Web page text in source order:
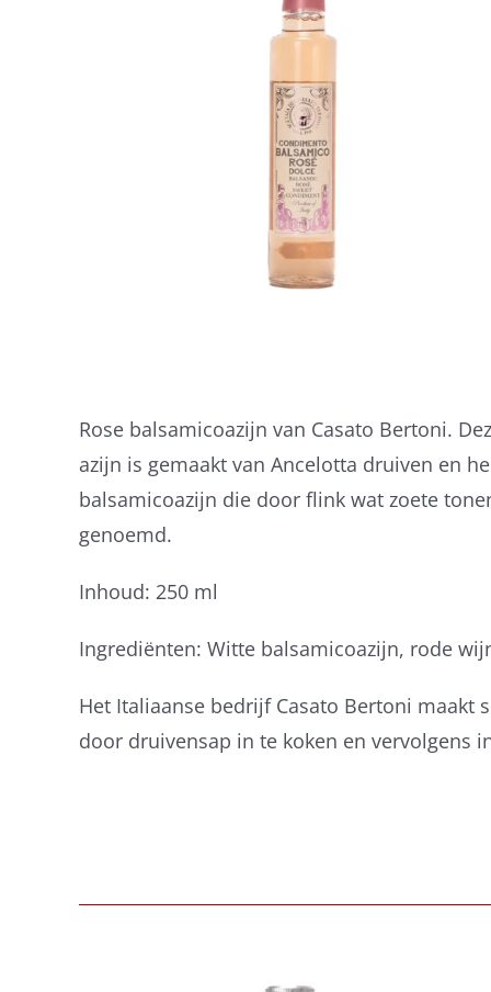
Rose balsamicoazijn van Casato Bertoni.
azijn is gemaakt van Ancelotta druiven en
balsamicoazijn die door flink wat zoete
genoemd.
Inhoud: 250 ml
Ingrediënten: Witte balsamicoazijn, rode
Het Italiaanse bedrijf Casato Bertoni maakt
door druivensap in te koken en vervolgens